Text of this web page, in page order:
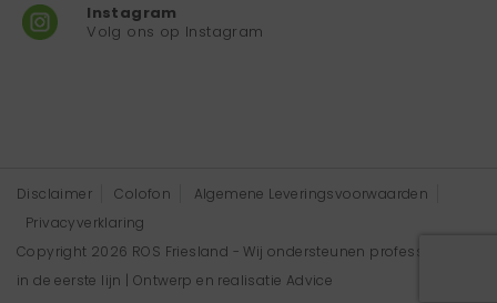
Instagram
Volg ons op Instagram
Disclaimer Colofon
Algemene Leveringsvoorwaarden
Privacyverklaring
Copyright 2026 ROS Friesland - Wij ondersteunen professionals
in de eerste lijn | Ontwerp en realisatie Advice